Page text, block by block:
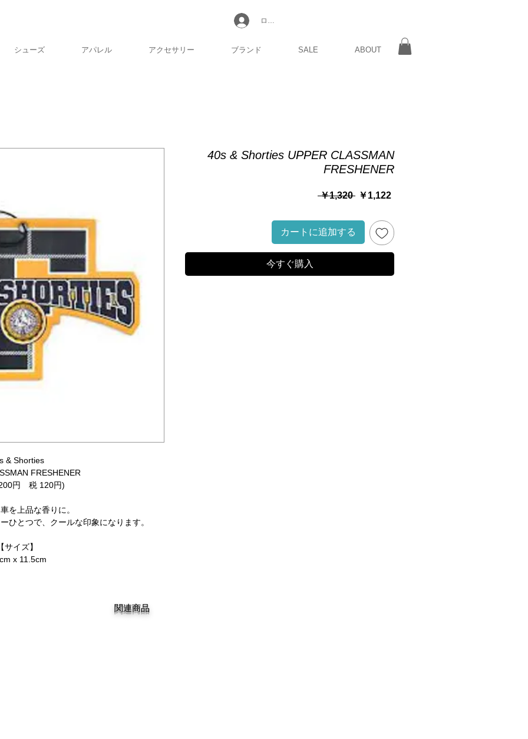
シューズ アパレル アクセサリー ブランド SALE ABOUT
ログイン
& Shorties
FRESHENER
円 税 120円)
を上品な香りに。
ひとつで、クールな印象になります。
サイズ】
x 11.5cm
40s & Shorties UPPER CLASSMAN
FRESHENER
￥1,320 通
価
￥1,122
価
格
カートに追加する
今すぐ購入
関連商品